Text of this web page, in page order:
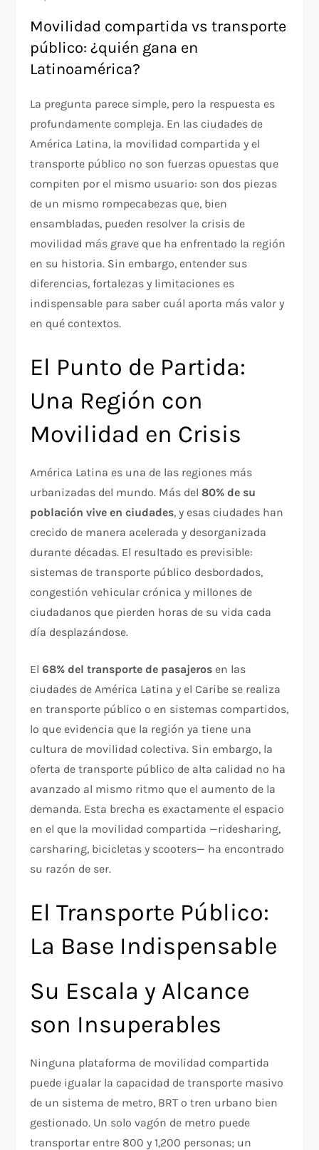
Movilidad compartida vs transporte
público: ¿quién gana en
Latinoamérica?
La pregunta parece simple, pero la respuesta es
profundamente compleja. En las ciudades de
América Latina, la movilidad compartida y el
transporte público no son fuerzas opuestas que
compiten por el mismo usuario: son dos piezas
de un mismo rompecabezas que, bien
ensambladas, pueden resolver la crisis de
movilidad más grave que ha enfrentado la región
en su historia. Sin embargo, entender sus
diferencias, fortalezas y limitaciones es
indispensable para saber cuál aporta más valor y
en qué contextos.
El Punto de Partida:
Una Región con
Movilidad en Crisis
América Latina es una de las regiones más
urbanizadas del mundo. Más del80% de su
población vive en ciudades, y esas ciudades han
crecido de manera acelerada y desorganizada
durante décadas. El resultado es previsible:
sistemas de transporte público desbordados,
congestión vehicular crónica y millones de
ciudadanos que pierden horas de su vida cada
día desplazándose.
El68% del transporte de pasajeros en las
ciudades de América Latina y el Caribe se realiza
en transporte público o en sistemas compartidos,
lo que evidencia que la región ya tiene una
cultura de movilidad colectiva. Sin embargo, la
oferta de transporte público de alta calidad no ha
avanzado al mismo ritmo que el aumento de la
demanda. Esta brecha es exactamente el espacio
en el que la movilidad compartida —ridesharing,
carsharing, bicicletas y scooters— ha encontrado
su razón de ser.
El Transporte Público:
La Base Indispensable
Su Escala y Alcance
son Insuperables
Ninguna plataforma de movilidad compartida
puede igualar la capacidad de transporte masivo
de un sistema de metro, BRT o tren urbano bien
gestionado. Un solo vagón de metro puede
transportar entre 800 y 1,200 personas; un